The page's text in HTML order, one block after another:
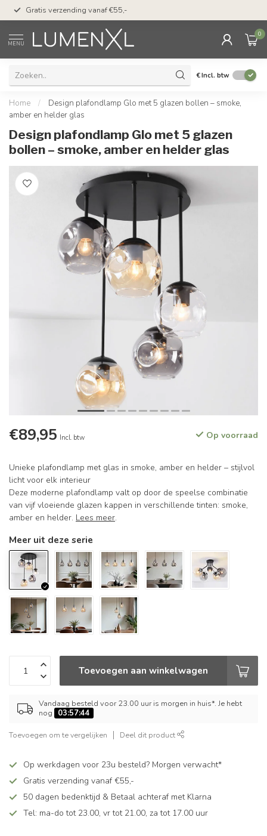
Gratis verzending vanaf €55,-
MENU
0
€Incl. btw
Home /
Design plafondlamp Glo met 5 glazen bollen – smoke,
amber en helder glas
Design plafondlamp Glo met 5 glazen
bollen – smoke, amber en helder glas
€89,95 Incl. btw Op voorraad
Unieke plafondlamp met glas in smoke, amber en helder – stijlvol
licht voor elk interieur
Deze moderne plafondlamp valt op door de speelse combinatie
van vijf vloeiende glazen kappen in verschillende tinten: smoke,
amber en helder. Lees meer.
Meer uit deze serie
Toevoegen aan winkelwagen
Vandaag besteld voor 23.00 uur is morgen in huis*. Je hebt
nog
03:57:43
Toevoegen om te vergelijken Deel dit product
Op werkdagen voor 23u besteld? Morgen verwacht*
Gratis verzending vanaf €55,-
50 dagen bedenktijd & Betaal achteraf met Klarna
Tel: ma-do tot 23.00, vr tot 21.00, za tot 17.00 uur